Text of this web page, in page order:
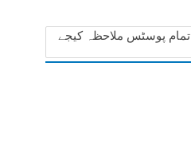
تمام پوسٹس ملاحظہ کیجے